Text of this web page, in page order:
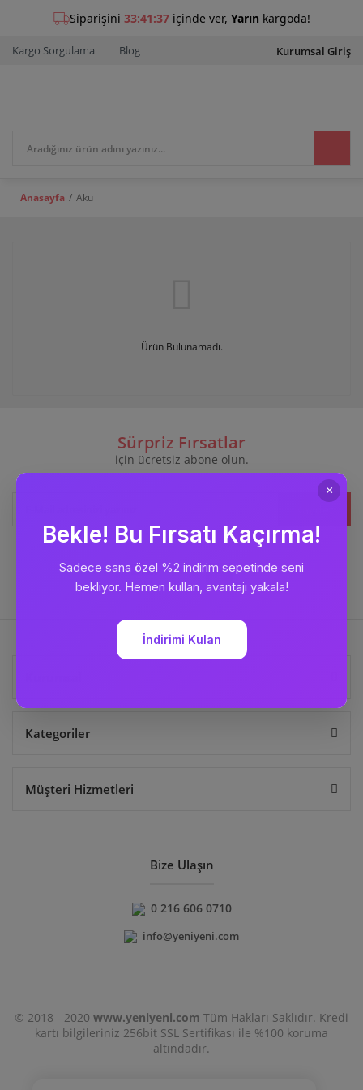
Kargo Sorgulama Blog Kurumsal Giriş
Anasayfa Aku
Ürün Bulunamadı.
Sürpriz Fırsatlar
için ücretsiz abone olun.
Bizi
Takip Edin
Kategoriler
Müşteri Hizmetleri
Bize Ulaşın
0 216 606 0710
info@yeniyeni.com
© 2018 - 2020 www.yeniyeni.com Tüm Hakları Saklıdır. Kredi
kartı bilgileriniz 256bit SSL Sertifikası ile %100 koruma
altındadır.